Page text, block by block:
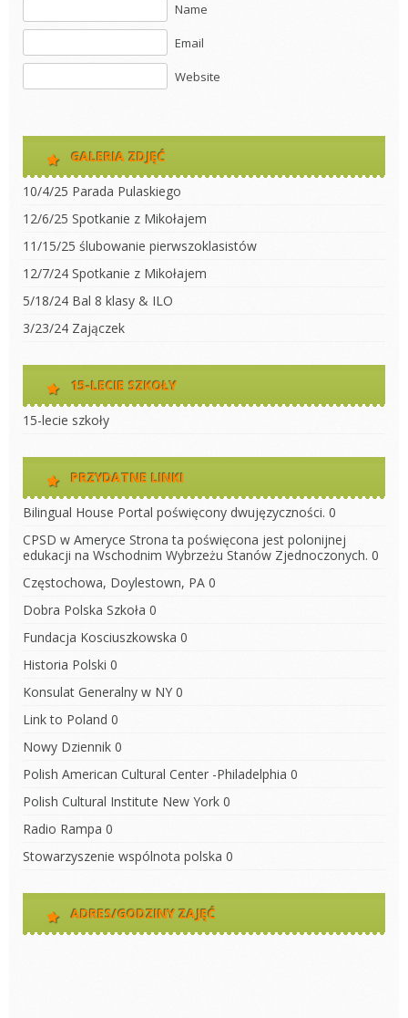
Name
Email
Website
GALERIA ZDJĘĆ
10/4/25 Parada Pulaskiego
12/6/25 Spotkanie z Mikołajem
11/15/25 ślubowanie pierwszoklasistów
12/7/24 Spotkanie z Mikołajem
5/18/24 Bal 8 klasy & ILO
3/23/24 Zajączek
15-LECIE SZKOŁY
15-lecie szkoły
PRZYDATNE LINKI
Bilingual House Portal poświęcony dwujęzyczności. 0
CPSD w Ameryce Strona ta poświęcona jest polonijnej
edukacji na Wschodnim Wybrzeżu Stanów Zjednoczonych. 0
Częstochowa, Doylestown, PA 0
Dobra Polska Szkoła 0
Fundacja Kosciuszkowska 0
Historia Polski 0
Konsulat Generalny w NY 0
Link to Poland 0
Nowy Dziennik 0
Polish American Cultural Center -Philadelphia 0
Polish Cultural Institute New York 0
Radio Rampa 0
Stowarzyszenie wspólnota polska 0
ADRES/GODZINY ZAJĘĆ